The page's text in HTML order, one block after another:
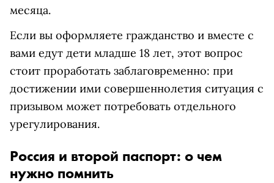
месяца.
Если вы оформляете гражданство и вместе с
вами едут дети младше 18 лет, этот вопрос
стоит проработать заблаговременно: при
достижении ими совершеннолетия ситуация с
призывом может потребовать отдельного
урегулирования.
Россия и второй паспорт: о чем
нужно помнить